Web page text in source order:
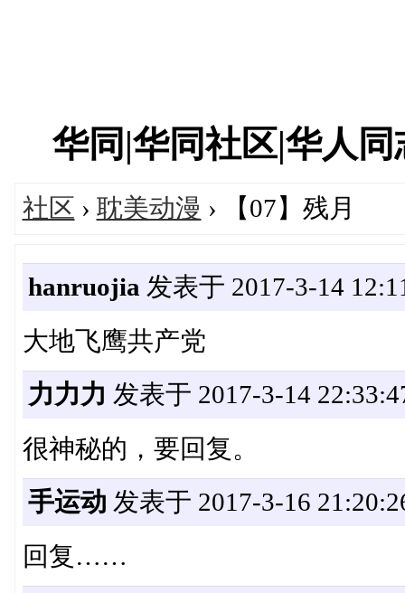
华同|华同社区|华人
社区 › 耽美动漫 › 【07】残月
hanruojia 发表于 2017-3-14
大地飞鹰共产党
力力力 发表于 2017-3-14
很神秘的，要回复。
手运动 发表于 2017-3-16
回复……